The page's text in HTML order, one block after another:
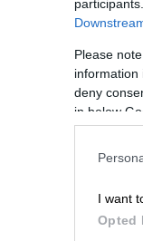
Please
information
deny
in below
I want
Opted